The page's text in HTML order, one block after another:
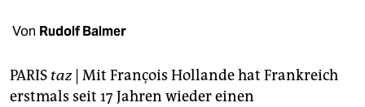
unterstützen
Von Rudolf Balmer
PARIS taz| Mit François Hollande hat Frankreich
erstmals seit 17 Jahren wieder einen